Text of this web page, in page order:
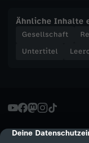
cmp-dialog-
Deine
s
n
-
Ähnliche Inhalte
Gesellschaft
Untertitel